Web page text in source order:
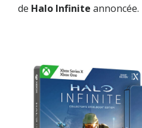
de Halo Infinite annoncée.